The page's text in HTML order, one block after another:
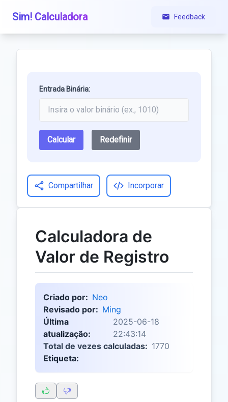
Sim! Calculadora Feedback
Entrada Binária:
Calcular Redefinir
Compartilhar Incorporar
Calculadora de
Valor de Registro
Criado por: Neo
Revisado por: Ming
Última
atualização:
2025-06-18
22:43:14
Total de vezes calculadas: 1770
Etiqueta: